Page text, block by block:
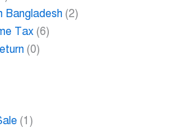
Bangladesh (2)
Tax (6)
(0)
(1)